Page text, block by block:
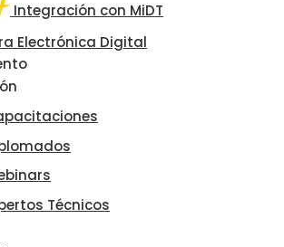
Integración con MiDT
Electrónica Digital
Técnicos